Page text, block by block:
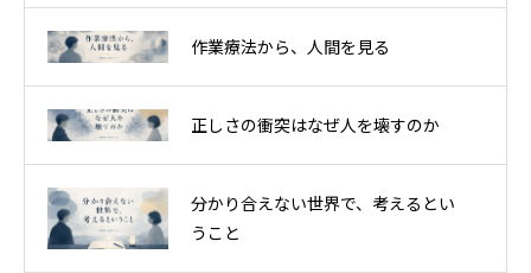
作業療法から、人間を見る
正しさの衝突はなぜ人を壊すのか
分かり合えない世界で、考えるとい
うこと